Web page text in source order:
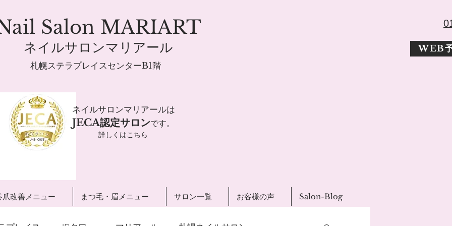
Salon MARIART
ネイルサロンマリアール
WEB
札幌ステラプレイスセンターB1階
ネイルサロンマリアールは
JECA認定サロンです。
詳しくはこちら
爪改善メニュー まつ毛・眉メニュー サロン一覧 お客様の声 Salon-Blog